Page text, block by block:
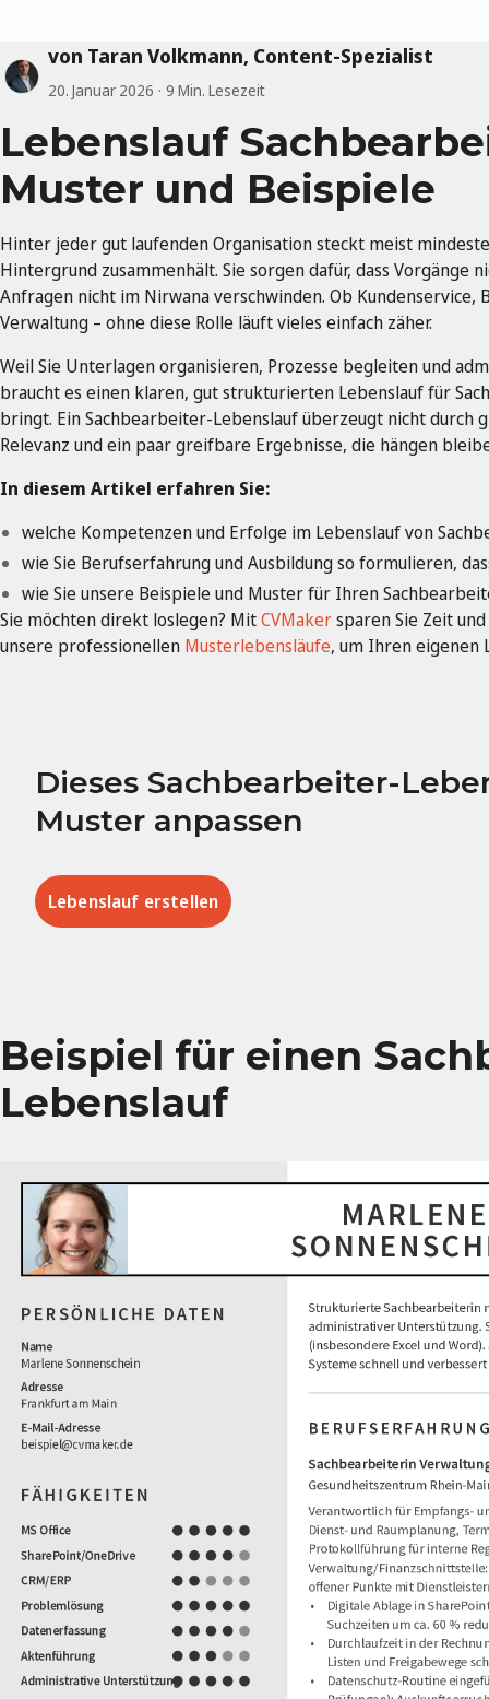
von Taran Volkmann, Content-Spezialist
20. Januar 2026 9 Min. Lesezeit
Lebenslauf
Muster und Beispiele
Hinter jeder gut laufenden Organisation steckt meist
Hintergrund zusammenhält. Sie sorgen dafür, dass Vorgänge
Anfragen nicht im Nirwana verschwinden. Ob Kundenservice,
Verwaltung – ohne diese Rolle läuft vieles einfach zäher.
Weil Sie Unterlagen organisieren, Prozesse begleiten und
braucht es einen klaren, gut strukturierten Lebenslauf für
bringt. Ein Sachbearbeiter-Lebenslauf überzeugt nicht durch
Relevanz und ein paar greifbare Ergebnisse, die hängen
In diesem Artikel erfahren Sie:
welche Kompetenzen und Erfolge im Lebenslauf von
wie Sie Berufserfahrung und Ausbildung so formulieren,
wie Sie unsere Beispiele und Muster für Ihren
Sie möchten direkt loslegen? MitCVMakersparen Sie Zeit
unsere professionellen Musterlebensläufe, um Ihren eigenen
Dieses Sachbearbeiter-
Muster anpassen
Lebenslauf erstellen
Beispiel für einen
Lebenslauf